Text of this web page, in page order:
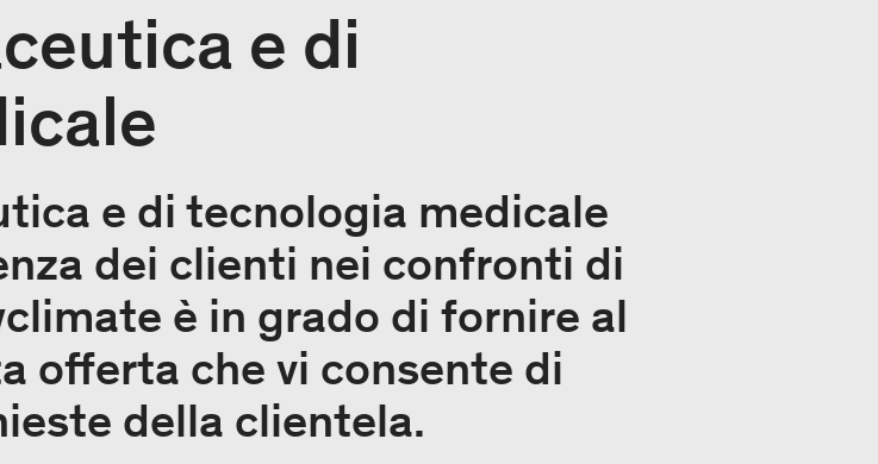
e di
e di tecnologia medicale
dei clienti nei confronti di
è in grado di fornire al
offerta che vi consente di
della clientela.